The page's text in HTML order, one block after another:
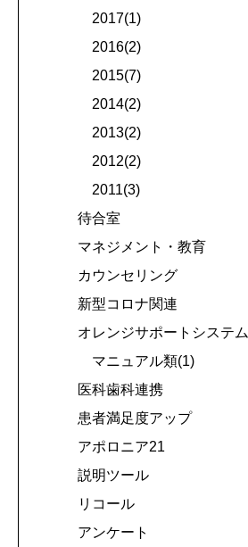
2017(1)
2016(2)
2015(7)
2014(2)
2013(2)
2012(2)
2011(3)
待合室
マネジメント・教育
カウンセリング
新型コロナ関連
オレンジサポートシステム
マニュアル類(1)
医科歯科連携
患者満足度アップ
アポロニア21
説明ツール
リコール
アンケート